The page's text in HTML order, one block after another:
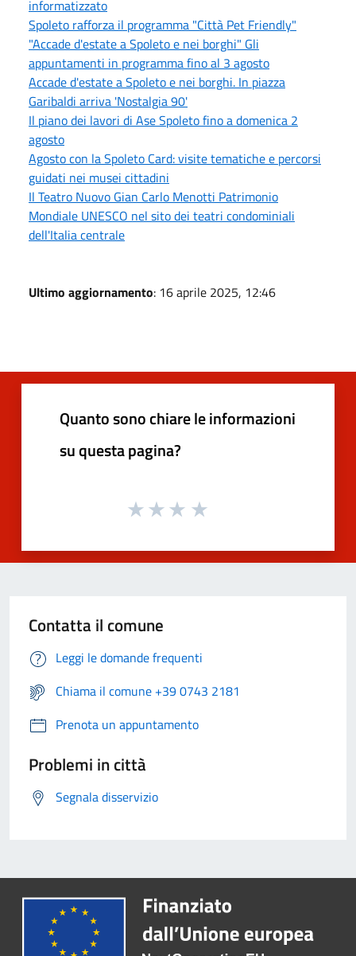
informatizzato
Spoleto rafforza il programma "Città Pet Friendly"
"Accade d'estate a Spoleto e nei borghi" Gli
appuntamenti in programma fino al 3 agosto
Accade d'estate a Spoleto e nei borghi. In piazza
Garibaldi arriva 'Nostalgia 90'
Il piano dei lavori di Ase Spoleto fino a domenica 2
agosto
Agosto con la Spoleto Card: visite tematiche e percorsi
guidati nei musei cittadini
Il Teatro Nuovo Gian Carlo Menotti Patrimonio
Mondiale UNESCO nel sito dei teatri condominiali
dell'Italia centrale
Ultimo aggiornamento: 16 aprile 2025, 12:46
Quanto sono chiare le informazioni
su questa pagina?
Contatta il comune
Leggi le domande frequenti
Chiama il comune +39 0743 2181
Prenota un appuntamento
Problemi in città
Segnala disservizio